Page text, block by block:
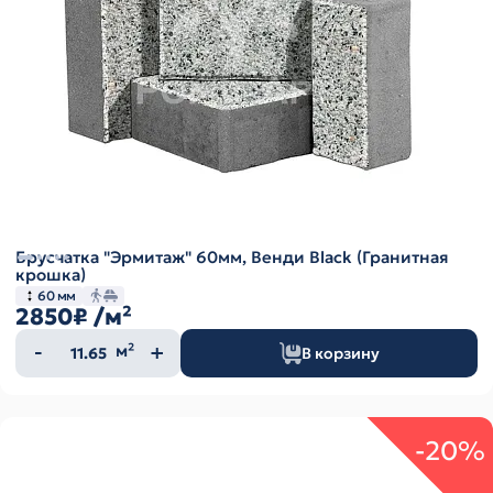
Брусчатка "Эрмитаж" 60мм, Венди Black (Гранитная
крошка)
60 мм
2850₽ /м²
Количество
товара
м² В корзину
-20%